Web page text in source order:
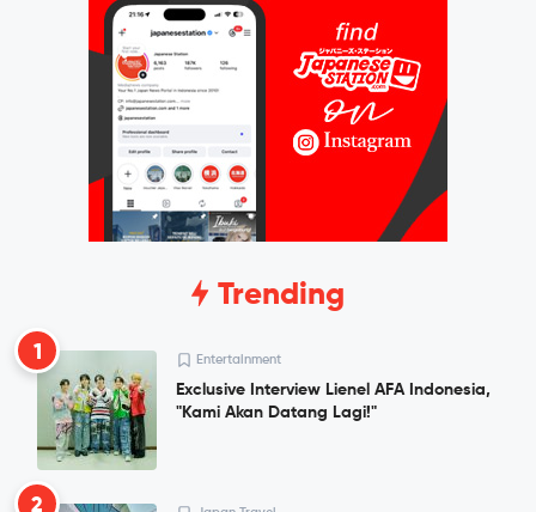
Trending
1 Entertainment
Exclusive Interview Lienel AFA Indonesia,
"Kami Akan Datang Lagi!"
2